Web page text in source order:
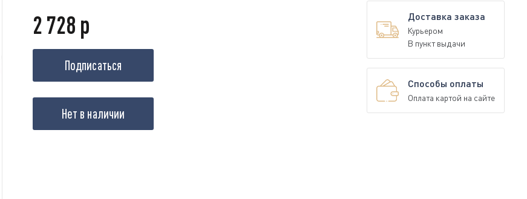
2 728 р
Подписаться
Нет в наличии
Доставка заказа
Курьером
В пункт выдачи
Способы оплаты
Оплата картой на сайте